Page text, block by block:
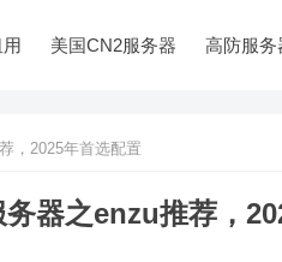
美国CN2服务器 高防服务
，2025年首选配置
务器之enzu推荐，